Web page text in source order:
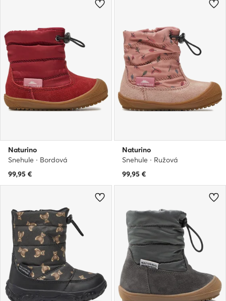
Naturino
Snehule · Bordová
99,95 €
Naturino
Snehule · Ružová
99,95 €